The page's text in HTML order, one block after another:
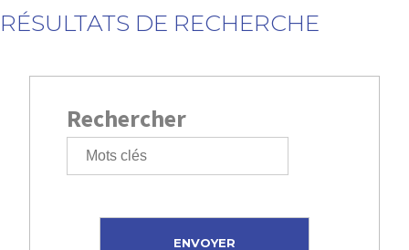
RÉSULTATS DE RECHERCHE
Rechercher